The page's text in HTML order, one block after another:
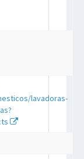
lavadoras-